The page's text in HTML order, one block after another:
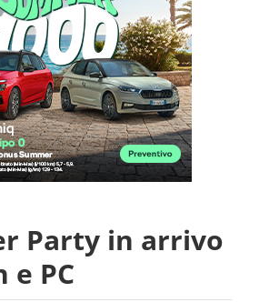
Party in arrivo
e PC